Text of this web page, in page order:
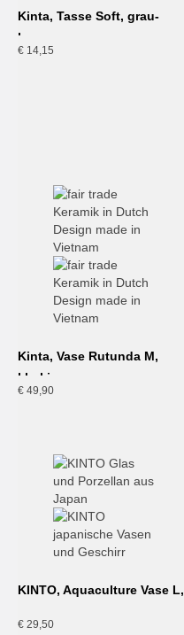
Kinta, Tasse Soft, grau-
braun
€ 14,15
Kinta, Vase Rutunda M,
khaki
€ 49,90
KINTO, Aquaculture Vase L,
€ 29,50